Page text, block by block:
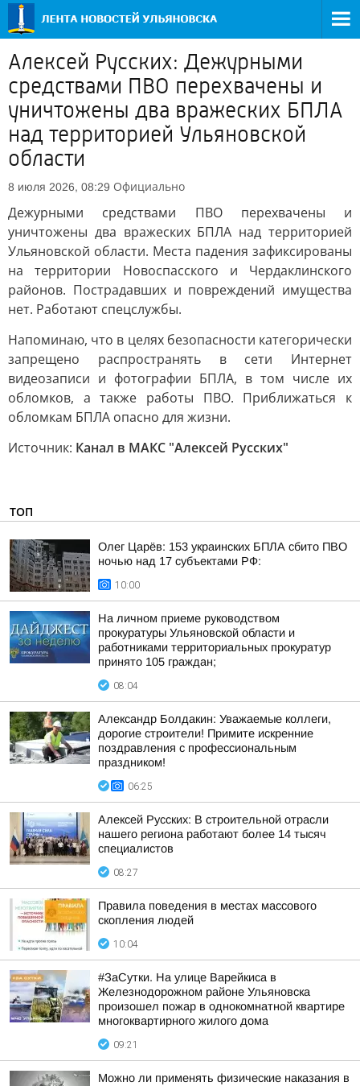
Алексей Русских: Дежурными
средствами ПВО перехвачены и
уничтожены два вражеских БПЛА
над территорией Ульяновской
области
8 июля 2026, 08:29 Официально
Дежурными средствами ПВО перехвачены и
уничтожены два вражеских БПЛА над территорией
Ульяновской области. Места падения зафиксированы
на территории Новоспасского и Чердаклинского
районов. Пострадавших и повреждений имущества
нет. Работают спецслужбы.
Напоминаю, что в целях безопасности категорически
запрещено распространять в сети Интернет
видеозаписи и фотографии БПЛА, в том числе их
обломков, а также работы ПВО. Приближаться к
обломкам БПЛА опасно для жизни.
Источник: Канал в МАКС "Алексей Русских"
ТОП
Олег Царёв: 153 украинских БПЛА сбито ПВО
ночью над 17 субъектами РФ:
10:00
На личном приеме руководством
прокуратуры Ульяновской области и
работниками территориальных прокуратур
принято 105 граждан;
08:04
Александр Болдакин: Уважаемые коллеги,
дорогие строители! Примите искренние
поздравления с профессиональным
праздником!
06:25
Алексей Русских: В строительной отрасли
нашего региона работают более 14 тысяч
специалистов
08:27
Правила поведения в местах массового
скопления людей
10:04
#ЗаСутки. На улице Варейкиса в
Железнодорожном районе Ульяновска
произошел пожар в однокомнатной квартире
многоквартирного жилого дома
09:21
Можно ли применять физические наказания в